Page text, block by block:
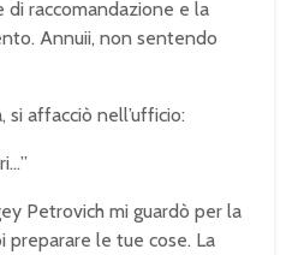
raccomandazione e la
Annuii, non sentendo
si affacciò nell’ufficio:
Petrovich mi guardò per la
preparare le tue cose. La